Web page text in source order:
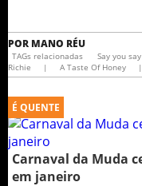
POR MANO RÉU
TAGs relacionadas Say you
Richie
| A Taste Of Honey |
É QUENTE
Carnaval da Muda
em janeiro